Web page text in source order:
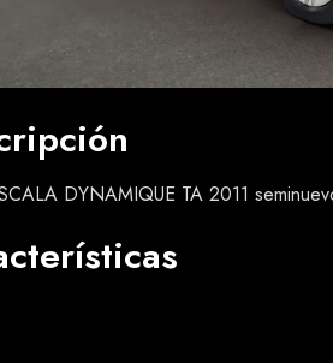
DYNAMIQUE TA 2011